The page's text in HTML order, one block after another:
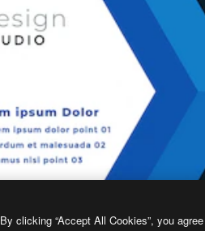
By clicking “Accept All Cookies”, you